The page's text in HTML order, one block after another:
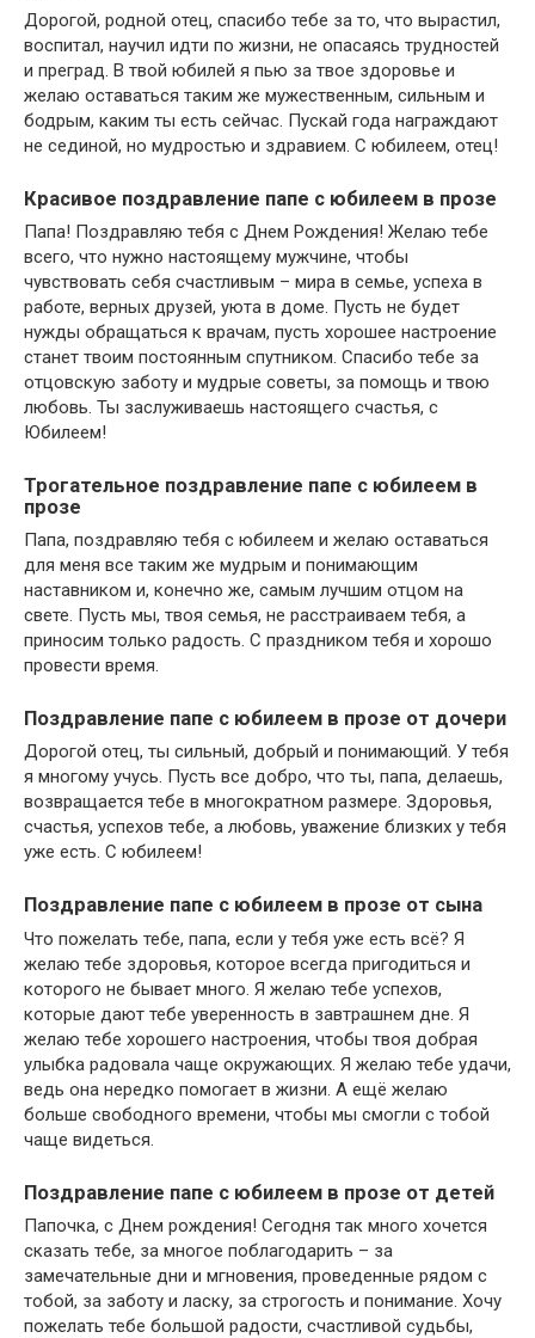
Дорогой, родной отец, спасибо тебе за то, что вырастил,
воспитал, научил идти по жизни, не опасаясь трудностей
и преград. В твой юбилей я пью за твое здоровье и
желаю оставаться таким же мужественным, сильным и
бодрым, каким ты есть сейчас. Пускай года награждают
не сединой, но мудростью и здравием. С юбилеем, отец!
Красивое поздравление папе с юбилеем в прозе
Папа! Поздравляю тебя с Днем Рождения! Желаю тебе
всего, что нужно настоящему мужчине, чтобы
чувствовать себя счастливым – мира в семье, успеха в
работе, верных друзей, уюта в доме. Пусть не будет
нужды обращаться к врачам, пусть хорошее настроение
станет твоим постоянным спутником. Спасибо тебе за
отцовскую заботу и мудрые советы, за помощь и твою
любовь. Ты заслуживаешь настоящего счастья, с
Юбилеем!
Трогательное поздравление папе с юбилеем в
прозе
Папа, поздравляю тебя с юбилеем и желаю оставаться
для меня все таким же мудрым и понимающим
наставником и, конечно же, самым лучшим отцом на
свете. Пусть мы, твоя семья, не расстраиваем тебя, а
приносим только радость. С праздником тебя и хорошо
провести время.
Поздравление папе с юбилеем в прозе от дочери
Дорогой отец, ты сильный, добрый и понимающий. У тебя
я многому учусь. Пусть все добро, что ты, папа, делаешь,
возвращается тебе в многократном размере. Здоровья,
счастья, успехов тебе, а любовь, уважение близких у тебя
уже есть. С юбилеем!
Поздравление папе с юбилеем в прозе от сына
Что пожелать тебе, папа, если у тебя уже есть всё? Я
желаю тебе здоровья, которое всегда пригодиться и
которого не бывает много. Я желаю тебе успехов,
которые дают тебе уверенность в завтрашнем дне. Я
желаю тебе хорошего настроения, чтобы твоя добрая
улыбка радовала чаще окружающих. Я желаю тебе удачи,
ведь она нередко помогает в жизни. А ещё желаю
больше свободного времени, чтобы мы смогли с тобой
чаще видеться.
Поздравление папе с юбилеем в прозе от детей
Папочка, с Днем рождения! Сегодня так много хочется
сказать тебе, за многое поблагодарить – за
замечательные дни и мгновения, проведенные рядом с
тобой, за заботу и ласку, за строгость и понимание. Хочу
пожелать тебе большой радости, счастливой судьбы,